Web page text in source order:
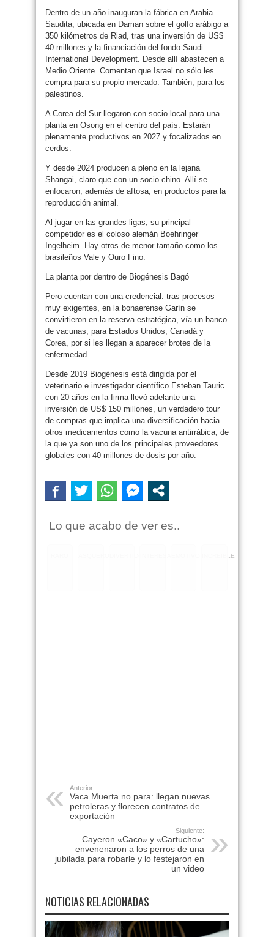
Dentro de un año inauguran la fábrica en Arabia
Saudita, ubicada en Daman sobre el golfo arábigo a
350 kilómetros de Riad, tras una inversión de US$
40 millones y la financiación del fondo Saudi
International Development. Desde allí abastecen a
Medio Oriente. Comentan que Israel no sólo les
compra para su propio mercado. También, para los
palestinos.
A Corea del Sur llegaron con socio local para una
planta en Osong en el centro del país. Estarán
plenamente productivos en 2027 y focalizados en
cerdos.
Y desde 2024 producen a pleno en la lejana
Shangai, claro que con un socio chino. Allí se
enfocaron, además de aftosa, en productos para la
reproducción animal.
Al jugar en las grandes ligas, su principal
competidor es el coloso alemán Boehringer
Ingelheim. Hay otros de menor tamaño como los
brasileños Vale y Ouro Fino.
La planta por dentro de Biogénesis Bagó
Pero cuentan con una credencial: tras procesos
muy exigentes, en la bonaerense Garín se
convirtieron en la reserva estratégica, vía un banco
de vacunas, para Estados Unidos, Canadá y
Corea, por si les llegan a aparecer brotes de la
enfermedad.
Desde 2019 Biogénesis está dirigida por el
veterinario e investigador científico Esteban Tauric
con 20 años en la firma llevó adelante una
inversión de US$ 150 millones, un verdadero tour
de compras que implica una diversificación hacia
otros medicamentos como la vacuna antirrábica, de
la que ya son uno de los principales proveedores
globales con 40 millones de dosis por año.
Lo que acabo de ver es..
INCREIBLE
Anterior:
Vaca Muerta no para: llegan nuevas
petroleras y florecen contratos de
exportación
Siguiente:
Cayeron «Caco» y «Cartucho»:
envenenaron a los perros de una
jubilada para robarle y lo festejaron en
un video
NOTICIAS RELACIONADAS